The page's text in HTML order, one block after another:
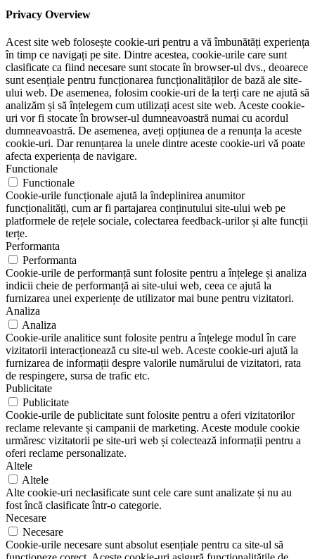
Privacy Overview
Acest site web folosește cookie-uri pentru a vă îmbunătăți experiența
în timp ce navigați pe site. Dintre acestea, cookie-urile care sunt
clasificate ca fiind necesare sunt stocate în browser-ul dvs., deoarece
sunt esențiale pentru funcționarea funcționalităților de bază ale site-
ului web. De asemenea, folosim cookie-uri de la terți care ne ajută să
analizăm și să înțelegem cum utilizați acest site web. Aceste cookie-
uri vor fi stocate în browser-ul dumneavoastră numai cu acordul
dumneavoastră. De asemenea, aveți opțiunea de a renunța la aceste
cookie-uri. Dar renunțarea la unele dintre aceste cookie-uri vă poate
afecta experiența de navigare.
Functionale
Functionale
Cookie-urile funcționale ajută la îndeplinirea anumitor
funcționalități, cum ar fi partajarea conținutului site-ului web pe
platformele de rețele sociale, colectarea feedback-urilor și alte funcții
terțe.
Performanta
Performanta
Cookie-urile de performanță sunt folosite pentru a înțelege și analiza
indicii cheie de performanță ai site-ului web, ceea ce ajută la
furnizarea unei experiențe de utilizator mai bune pentru vizitatori.
Analiza
Analiza
Cookie-urile analitice sunt folosite pentru a înțelege modul în care
vizitatorii interacționează cu site-ul web. Aceste cookie-uri ajută la
furnizarea de informații despre valorile numărului de vizitatori, rata
de respingere, sursa de trafic etc.
Publicitate
Publicitate
Cookie-urile de publicitate sunt folosite pentru a oferi vizitatorilor
reclame relevante și campanii de marketing. Aceste module cookie
urmăresc vizitatorii pe site-uri web și colectează informații pentru a
oferi reclame personalizate.
Altele
Altele
Alte cookie-uri neclasificate sunt cele care sunt analizate și nu au
fost încă clasificate într-o categorie.
Necesare
Necesare
Cookie-urile necesare sunt absolut esențiale pentru ca site-ul să